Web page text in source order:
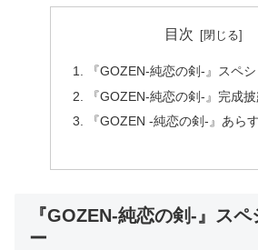
目次
『GOZEN-純恋の剣-』スペ
『GOZEN-純恋の剣-』完成
『GOZEN -純恋の剣-』あら
『GOZEN-純恋の剣-』ス
ー